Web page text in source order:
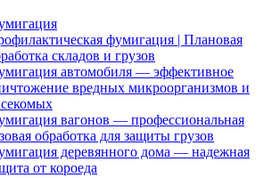
фумигация | Плановая
складов и грузов
автомобиля — эффективное
вредных микроорганизмов и
вагонов — профессиональная
обработка для защиты грузов
деревянного дома — надежная
от короеда